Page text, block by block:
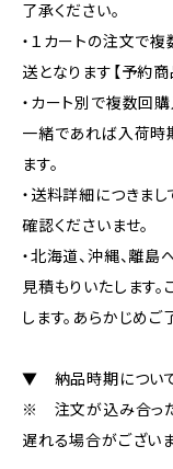
了承ください。
・１カートの注文で
送となります【予約商
・カート別で複数回
一緒であれば入荷時
ます。
・送料詳細につきま
確認くださいませ。
・北海道、沖縄、離
見積もりいたします
します。あらかじめご
▼ 納品時期につい
※ 注文が込み合った
遅れる場合がござい